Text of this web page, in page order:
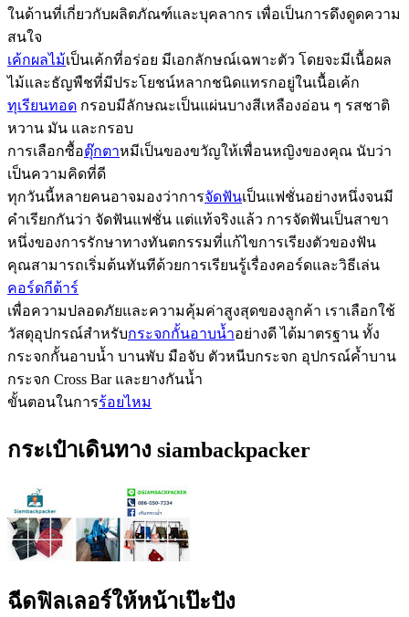
ในด้านที่เกี่ยวกับผลิตภัณฑ์และบุคลากร เพื่อเป็นการดึงดูดความ
สนใจ
เค้กผลไม้เป็นเค้กที่อร่อย มีเอกลักษณ์เฉพาะตัว โดยจะมีเนื้อผล
ไม้และธัญพืชที่มีประโยชน์หลากชนิดแทรกอยู่ในเนื้อเค้ก
ทุเรียนทอด กรอบมีลักษณะเป็นแผ่นบางสีเหลืองอ่อน ๆ รสชาติ
หวาน มัน และกรอบ
การเลือกซื้อตุ๊กตาหมีเป็นของขวัญให้เพื่อนหญิงของคุณ นับว่า
เป็นความคิดที่ดี
ทุกวันนี้หลายคนอาจมองว่าการจัดฟันเป็นแฟชั่นอย่างหนึ่งจนมี
คำเรียกกันว่า จัดฟันแฟชั่น แต่แท้จริงแล้ว การจัดฟันเป็นสาขา
หนึ่งของการรักษาทางทันตกรรมที่แก้ไขการเรียงตัวของฟัน
คุณสามารถเริ่มต้นทันทีด้วยการเรียนรู้เรื่องคอร์ดและวิธีเล่น
คอร์ดกีต้าร์
เพื่อความปลอดภัยและความคุ้มค่าสูงสุดของลูกค้า เราเลือกใช้
วัสดุอุปกรณ์สำหรับกระจกกั้นอาบน้ำอย่างดี ได้มาตรฐาน ทั้ง
กระจกกั้นอาบน้ำ บานพับ มือจับ ตัวหนีบกระจก อุปกรณ์ค้ำบาน
กระจก Cross Bar และยางกันน้ำ
ขั้นตอนในการร้อยไหม
กระเป๋าเดินทาง siambackpacker
ฉีดฟิลเลอร์ให้หน้าเป๊ะปัง